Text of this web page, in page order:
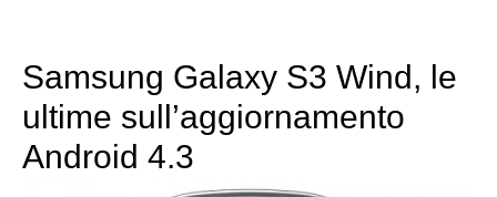
Samsung Galaxy S3 Wind, le
ultime sull’aggiornamento
Android 4.3